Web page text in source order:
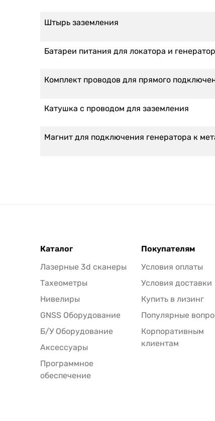
Штырь заземления
Батареи питания для локатора и
Комплект проводов для прямого
Катушка с проводом для заземления
Магнит для подключения генератора к
Каталог
Лазерные 3d сканеры
Тахеометры
Нивелиры
GNSS Оборудование
Б/У Оборудование
Аксессуары
Программное
обеспечение
Покупателям
Условия оплаты
Условия доставки
Купить в лизинг
Популярные
Корпоративным
клиентам